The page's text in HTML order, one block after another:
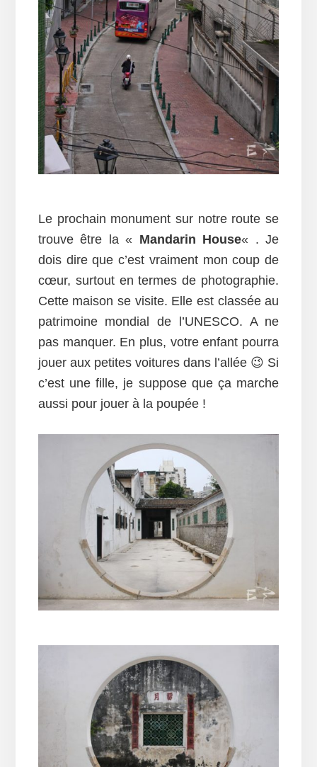
Le prochain monument sur notre route se
trouve être la « Mandarin House« . Je
dois dire que c’est vraiment mon coup de
cœur, surtout en termes de photographie.
Cette maison se visite. Elle est classée au
patrimoine mondial de l’UNESCO. A ne
pas manquer. En plus, votre enfant pourra
jouer aux petites voitures dans l’allée 😉 Si
c’est une fille, je suppose que ça marche
aussi pour jouer à la poupée !